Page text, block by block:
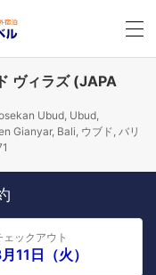
ヴィラズ (JAPA
Ubud, Ubud,
Gianyar, Bali, ウブド, バリ
ェックアウト
11日（火）